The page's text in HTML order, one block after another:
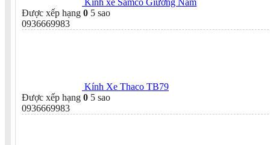
Kính xe Samco Giường Nằm
Được xếp hạng 0 5 sao
0936669983
Kính Xe Thaco TB79
Được xếp hạng 0 5 sao
0936669983